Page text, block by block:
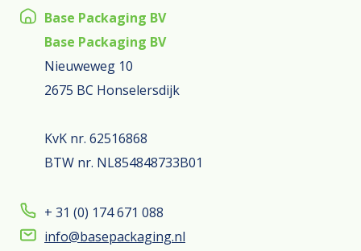
Base Packaging BV
Base Packaging BV
Nieuweweg 10
2675 BC Honselersdijk
KvK nr. 62516868
BTW nr. NL854848733B01
+ 31 (0) 174 671 088
info@basepackaging.nl